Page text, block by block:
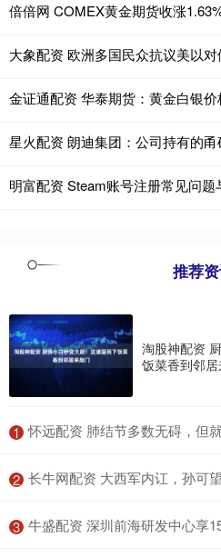
倍倍网 COMEX黄金期货收涨
大象配资 欧洲多国民众抗议美以
明富配资 Steam账号注册常见问
推荐
淘股神配资
饭菜香到邻
1 怀远配资 肺结节多数无碍，但就怕报告
2 长牛网配资 大西军内讧，孙可望降清，
3 牛盛配资 深圳前海研发中心享15%所